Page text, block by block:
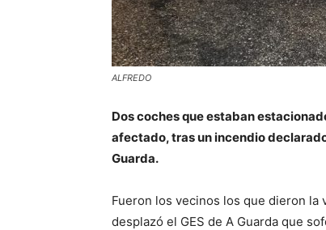
ALFREDO
Dos coches que estaban
afectado, tras un incendio
Guarda.
Fueron los vecinos los que dieron la
desplazó el GES de A Guarda que